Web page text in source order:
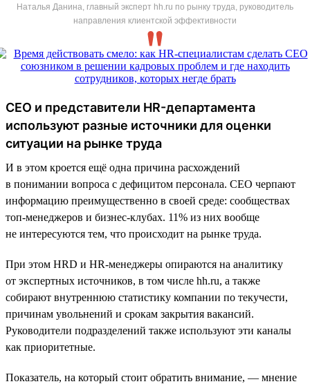
Наталья Данина, главный эксперт hh.ru по рынку труда, руководитель
направления клиентской эффективности
CEO и представители HR-департамента
используют разные источники для оценки
ситуации на рынке труда
И в этом кроется ещё одна причина расхождений
в понимании вопроса с дефицитом персонала. CEO черпают
информацию преимущественно в своей среде: сообществах
топ-менеджеров и бизнес-клубах. 11% из них вообще
не интересуются тем, что происходит на рынке труда.
При этом HRD и HR-менеджеры опираются на аналитику
от экспертных источников, в том числе hh.ru, а также
собирают внутреннюю статистику компании по текучести,
причинам увольнений и срокам закрытия вакансий.
Руководители подразделений также используют эти каналы
как приоритетные.
Показатель, на который стоит обратить внимание, — мнение